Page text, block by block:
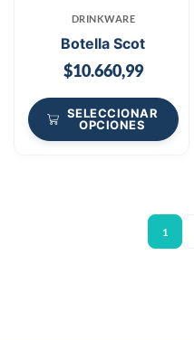
DRINKWARE
Botella Scot
$10.660,99
SELECCIONAR
OPCIONES
1